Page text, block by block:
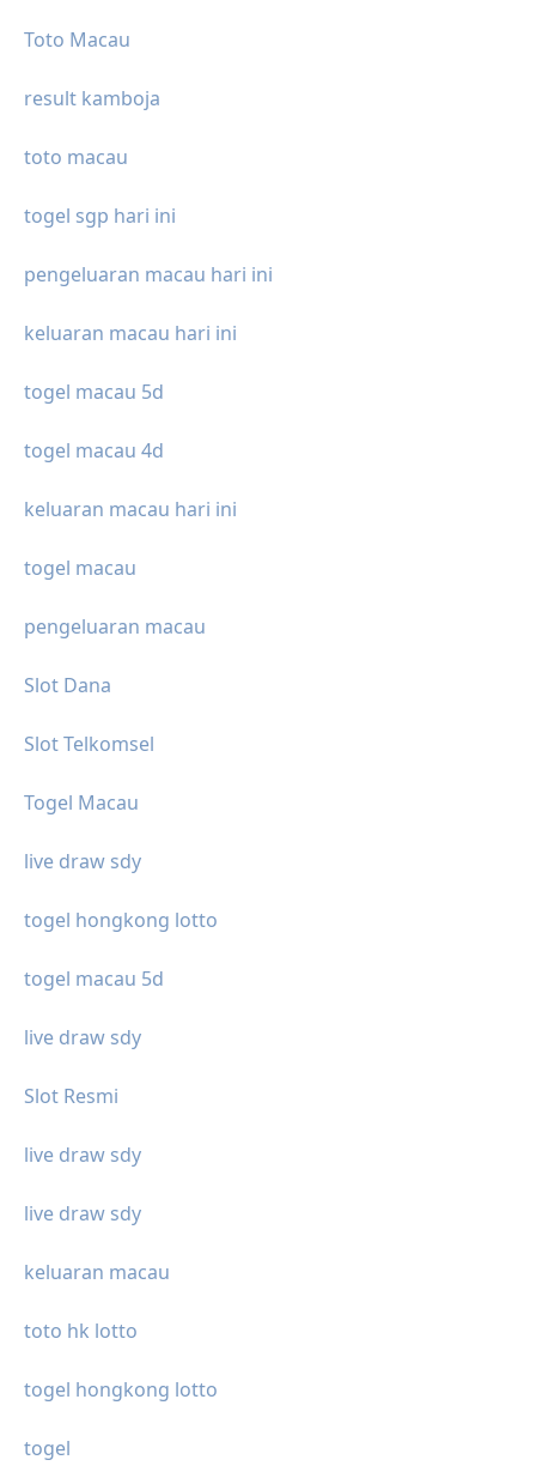
Toto Macau
result kamboja
toto macau
togel sgp hari ini
pengeluaran macau hari ini
keluaran macau hari ini
togel macau 5d
togel macau 4d
keluaran macau hari ini
togel macau
pengeluaran macau
Slot Dana
Slot Telkomsel
Togel Macau
live draw sdy
togel hongkong lotto
togel macau 5d
live draw sdy
Slot Resmi
live draw sdy
live draw sdy
keluaran macau
toto hk lotto
togel hongkong lotto
togel